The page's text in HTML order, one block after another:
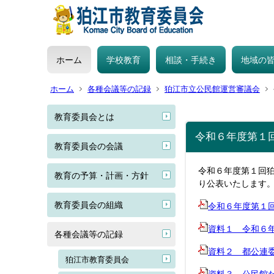
ホーム 学校教育 相談・手続き 地域の
ホーム 各種会議等の記録 狛江市立公民館運営審議会
教育委員会とは
教育委員会の会議
教育の予算・計画・方針
教育委員会の組織
各種会議等の記録
狛江市教育委員会
令和６年度第１
令和６年度第１回
り公表いたします
令和６年度第１
資料１ 令和６
資料２ 都公連